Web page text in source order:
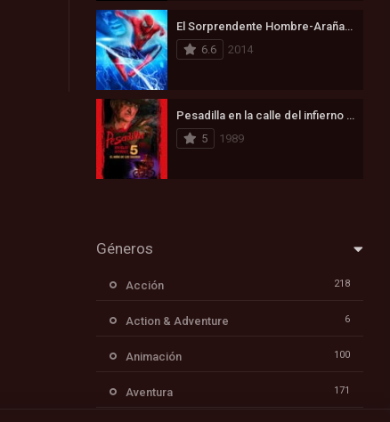
El Sorprendente Hombre-Araña 2: La Amenaza de Electro (2014)
6.6
2014
Pesadilla en la calle del infierno 5: Ha nacido el hijo de Freddy (1989)
5
1989
Géneros
Acción 218
Action & Adventure 6
Animación 100
Aventura 171